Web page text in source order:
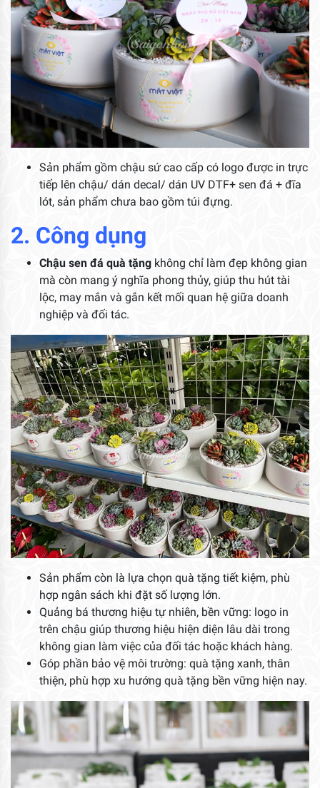
Sản phẩm gồm chậu sứ cao cấp có logo được in trực
tiếp lên chậu/ dán decal/ dán UV DTF+ sen đá + đĩa
lót, sản phẩm chưa bao gồm túi đựng.
2. Công dụng
Chậu sen đá quà tặng không chỉ làm đẹp không gian
mà còn mang ý nghĩa phong thủy, giúp thu hút tài
lộc, may mắn và gắn kết mối quan hệ giữa doanh
nghiệp và đối tác.
Sản phẩm còn là lựa chọn quà tặng tiết kiệm, phù
hợp ngân sách khi đặt số lượng lớn.
Quảng bá thương hiệu tự nhiên, bền vững: logo in
trên chậu giúp thương hiệu hiện diện lâu dài trong
không gian làm việc của đối tác hoặc khách hàng.
Góp phần bảo vệ môi trường: quà tặng xanh, thân
thiện, phù hợp xu hướng quà tặng bền vững hiện nay.